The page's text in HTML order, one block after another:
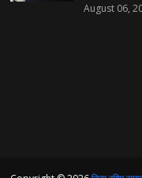
August 06,